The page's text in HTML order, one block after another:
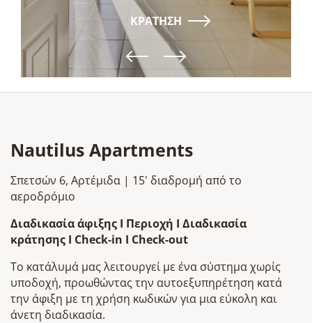
ΚΡΑΤΗΣΗ
Nautilus Apartments
Σπετσών 6, Αρτέμιδα | 15' διαδρομή από το
αεροδρόμιο
Διαδικασία άφιξης I Περιοχή I Διαδικασία
κράτησης I Check-in I Check-out
Το κατάλυμά μας λειτουργεί με ένα σύστημα χωρίς
υποδοχή, προωθώντας την αυτοεξυπηρέτηση κατά
την άφιξη με τη χρήση κωδικών για μια εύκολη και
άνετη διαδικασία.